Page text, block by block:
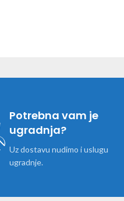
Potrebna vam je
ugradnja?
Uz dostavu nudimo i uslugu
ugradnje.